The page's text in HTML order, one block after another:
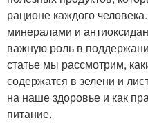
рационе каждого
минералами и
важную роль в
статье мы рассмотрим,
содержатся в зелени и
на наше здоровье и как
питание.